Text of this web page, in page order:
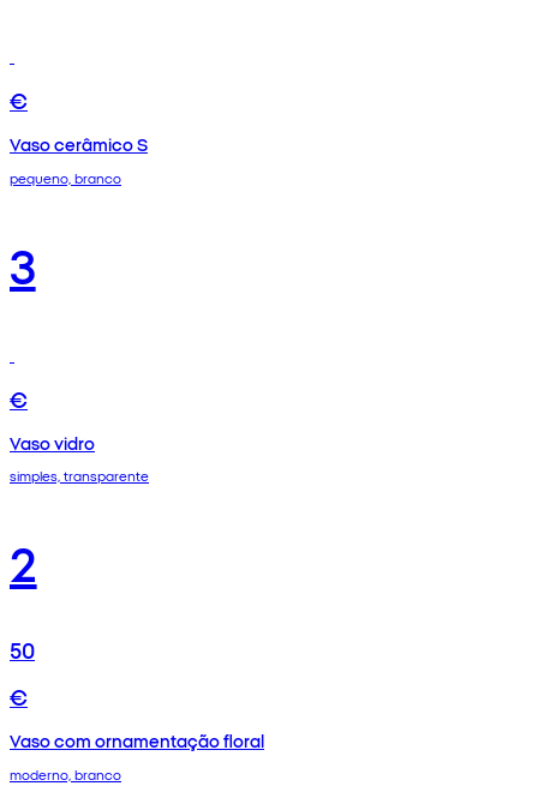
€
Vaso cerâmico S
pequeno, branco
3
€
Vaso vidro
simples, transparente
2
50
€
Vaso com ornamentação floral
moderno, branco